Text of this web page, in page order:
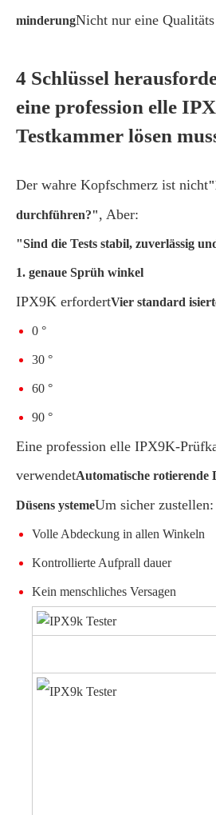
minderungNicht nur eine
4 Schlüssel
eine profession elle
Testkammer lösen
Der wahre Kopfschmerz ist nicht
durchführen?", Aber:
"Sind die Tests stabil, zuverlässig
1. genaue Sprüh winkel
IPX9K erfordertVier standard
0 °
30 °
60 °
90 °
Eine profession elle IPX9K-
verwendetAutomatische rotierende
Düsens ystemeUm sicher zustellen:
Volle Abdeckung in allen Winkeln
Kontrollierte Aufprall dauer
Kein menschliches Versagen